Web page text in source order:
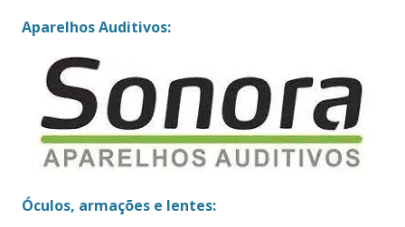
Aparelhos Auditivos:
Óculos, armações e lentes: